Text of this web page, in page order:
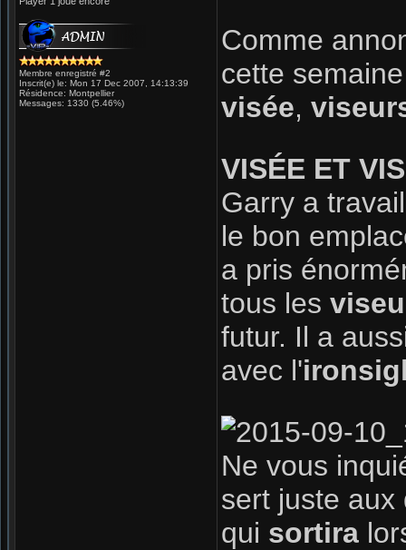
Membre enregistré #2
Inscrit(e) le: Mon 17 Dec 2007, 14:13:39
Résidence: Montpellier
Messages: 1330 (5.46%)
Comme
cette
visée,
VISÉE ET
Garry a
le bon
a pris
tous les
futur. Il a
avec l'
Ne vous
sert juste
qui sortira